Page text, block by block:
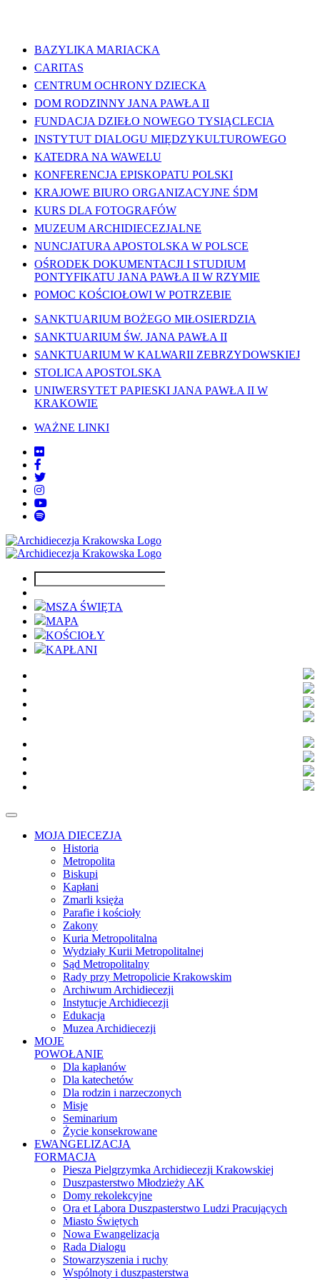
BAZYLIKA MARIACKA
CARITAS
CENTRUM OCHRONY DZIECKA
DOM RODZINNY JANA PAWŁA II
FUNDACJA DZIEŁO NOWEGO TYSIĄCLECIA
INSTYTUT DIALOGU MIĘDZYKULTUROWEGO
KATEDRA NA WAWELU
KONFERENCJA EPISKOPATU POLSKI
KRAJOWE BIURO ORGANIZACYJNE ŚDM
KURS DLA FOTOGRAFÓW
MUZEUM ARCHIDIECEZJALNE
NUNCJATURA APOSTOLSKA W POLSCE
OŚRODEK DOKUMENTACJI I STUDIUM
PONTYFIKATU JANA PAWŁA II W RZYMIE
POMOC KOŚCIOŁOWI W POTRZEBIE
SANKTUARIUM BOŻEGO MIŁOSIERDZIA
SANKTUARIUM ŚW. JANA PAWŁA II
SANKTUARIUM W KALWARII ZEBRZYDOWSKIEJ
STOLICA APOSTOLSKA
UNIWERSYTET PAPIESKI JANA PAWŁA II W
KRAKOWIE
WAŻNE LINKI
MSZA ŚWIĘTA
MAPA
KOŚCIOŁY
KAPŁANI
MOJA DIECEZJA
Historia
Metropolita
Biskupi
Kapłani
Zmarli księża
Parafie i kościoły
Zakony
Kuria Metropolitalna
Wydziały Kurii Metropolitalnej
Sąd Metropolitalny
Rady przy Metropolicie Krakowskim
Archiwum Archidiecezji
Instytucje Archidiecezji
Edukacja
Muzea Archidiecezji
MOJE
POWOŁANIE
Dla kapłanów
Dla katechetów
Dla rodzin i narzeczonych
Misje
Seminarium
Życie konsekrowane
EWANGELIZACJA
FORMACJA
Piesza Pielgrzymka Archidiecezji Krakowskiej
Duszpasterstwo Młodzieży AK
Domy rekolekcyjne
Ora et Labora Duszpasterstwo Ludzi Pracujących
Miasto Świętych
Nowa Ewangelizacja
Rada Dialogu
Stowarzyszenia i ruchy
Wspólnoty i duszpasterstwa